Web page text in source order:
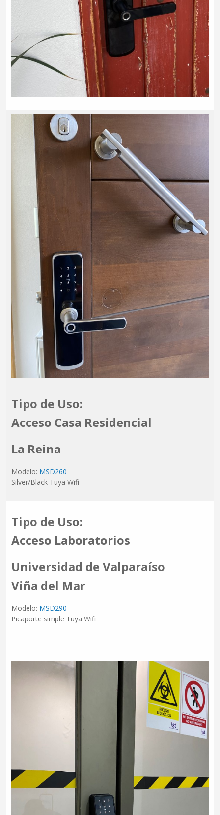
Tipo de Uso:
Acceso Casa Residencial
La Reina
Modelo: MSD260
Silver/Black Tuya Wifi
Tipo de Uso:
Acceso Laboratorios
Universidad de Valparaíso
Viña del Mar
Modelo: MSD290
Picaporte simple Tuya Wifi